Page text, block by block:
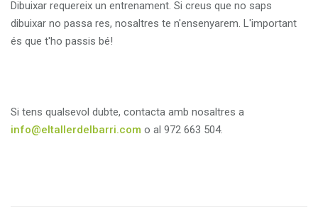
Dibuixar requereix un entrenament. Si creus que no saps
dibuixar no passa res, nosaltres te n'ensenyarem. L'important
és que t'ho passis bé!
Si tens qualsevol dubte, contacta amb nosaltres a
info@eltallerdelbarri.com o al 972 663 504.